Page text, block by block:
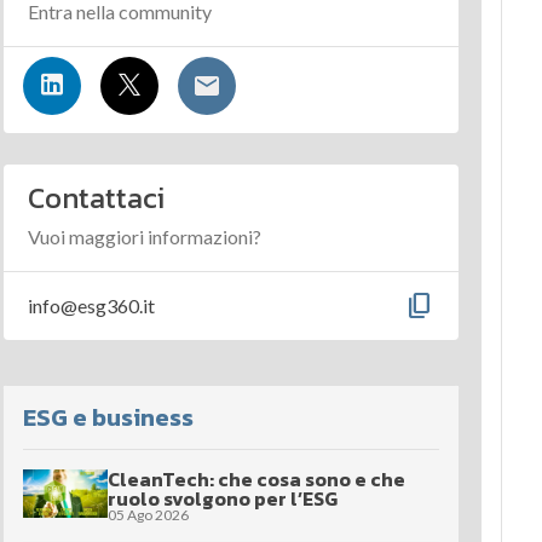
Entra nella community
Contattaci
Vuoi maggiori informazioni?
info@esg360.it content_copy
ESG e business
CleanTech: che cosa sono e che
ruolo svolgono per l’ESG
05 Ago 2026